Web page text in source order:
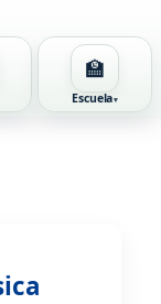
🏫
Escuela